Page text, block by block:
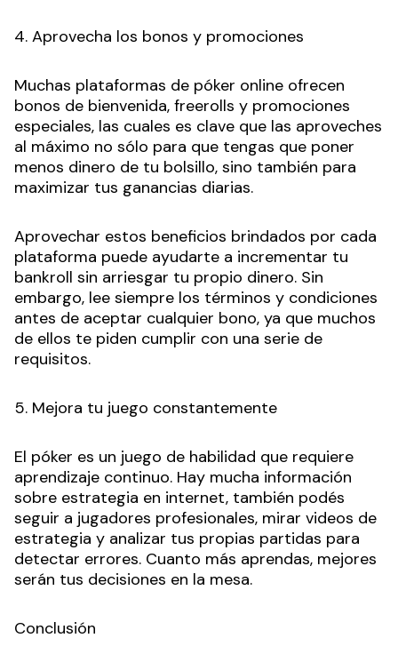
4. Aprovecha los bonos y promociones
Muchas plataformas de póker online ofrecen
bonos de bienvenida, freerolls y promociones
especiales, las cuales es clave que las aproveches
al máximo no sólo para que tengas que poner
menos dinero de tu bolsillo, sino también para
maximizar tus ganancias diarias.
Aprovechar estos beneficios brindados por cada
plataforma puede ayudarte a incrementar tu
bankroll sin arriesgar tu propio dinero. Sin
embargo, lee siempre los términos y condiciones
antes de aceptar cualquier bono, ya que muchos
de ellos te piden cumplir con una serie de
requisitos.
5. Mejora tu juego constantemente
El póker es un juego de habilidad que requiere
aprendizaje continuo. Hay mucha información
sobre estrategia en internet, también podés
seguir a jugadores profesionales, mirar videos de
estrategia y analizar tus propias partidas para
detectar errores. Cuanto más aprendas, mejores
serán tus decisiones en la mesa.
Conclusión